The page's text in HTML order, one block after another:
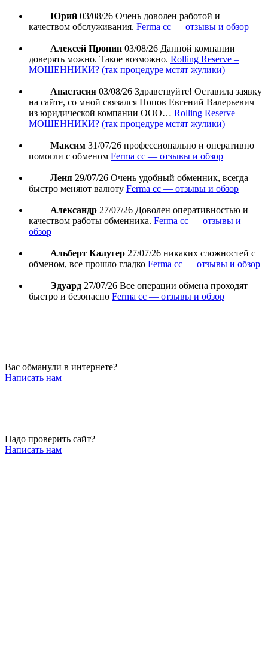
Юрий 03/08/26 Очень доволен работой и
качеством обслуживания. Ferma cc — отзывы и обзор
Алексей Пронин 03/08/26 Данной компании
доверять можно. Такое возможно. Rolling Reserve –
МОШЕННИКИ? (так процедуре мстят жулики)
Анастасия 03/08/26 Здравствуйте! Оставила заявку
на сайте, со мной связался Попов Евгений Валерьевич
из юридической компании ООО… Rolling Reserve –
МОШЕННИКИ? (так процедуре мстят жулики)
Максим 31/07/26 профессионально и оперативно
помогли с обменом Ferma cc — отзывы и обзор
Леня 29/07/26 Очень удобный обменник, всегда
быстро меняют валюту Ferma cc — отзывы и обзор
Александр 27/07/26 Доволен оперативностью и
качеством работы обменника. Ferma cc — отзывы и
обзор
Альберт Калугер 27/07/26 никаких сложностей с
обменом, все прошло гладко Ferma cc — отзывы и обзор
Эдуард 27/07/26 Все операции обмена проходят
быстро и безопасно Ferma cc — отзывы и обзор
Вас обманули в интернете?
Написать нам
Надо проверить сайт?
Написать нам